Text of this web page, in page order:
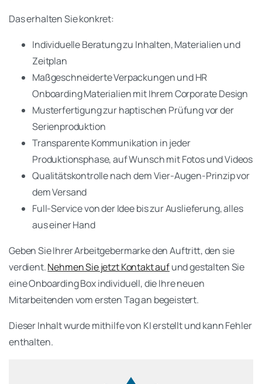
Das erhalten Sie konkret:
Individuelle Beratung zu Inhalten, Materialien und
Zeitplan
Maßgeschneiderte Verpackungen und HR
Onboarding Materialien mit Ihrem Corporate Design
Musterfertigung zur haptischen Prüfung vor der
Serienproduktion
Transparente Kommunikation in jeder
Produktionsphase, auf Wunsch mit Fotos und Videos
Qualitätskontrolle nach dem Vier-Augen-Prinzip vor
dem Versand
Full-Service von der Idee bis zur Auslieferung, alles
aus einer Hand
Geben Sie Ihrer Arbeitgebermarke den Auftritt, den sie
verdient.Nehmen Sie jetzt Kontakt aufund gestalten Sie
eine Onboarding Box individuell, die Ihre neuen
Mitarbeitenden vom ersten Tag an begeistert.
Dieser Inhalt wurde mithilfe von KI erstellt und kann Fehler
enthalten.